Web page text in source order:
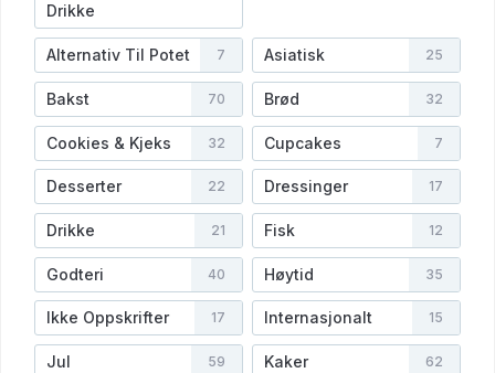
Drikke
Alternativ Til Potet 7 Asiatisk 25
Bakst 70 Brød 32
Cookies & Kjeks 32 Cupcakes 7
Desserter 22 Dressinger 17
Drikke 21 Fisk 12
Godteri 40 Høytid 35
Ikke Oppskrifter 17 Internasjonalt 15
Jul 59 Kaker 62